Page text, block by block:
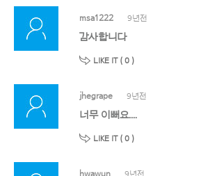
msa1222 9년전
감사합니다
LIKE IT ( 0 )
jhegrape 9년전
너무 이뻐요....
LIKE IT ( 0 )
hwawun 9년전